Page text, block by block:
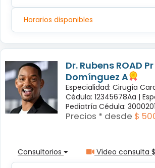
Horarios disponibles
Dr. Rubens ROAD
Domínguez A
Especialidad: Cirugía
Cédula: 12345678Aa |
Pediatría Cédula:
Precios * desde $
Consultorios Vídeo consulta